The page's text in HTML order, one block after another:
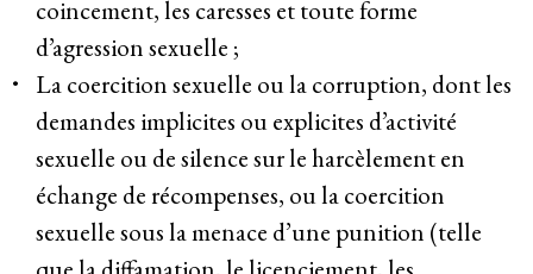
coincement, les caresses et toute forme
d’agression sexuelle ;
La coercition sexuelle ou la corruption, dont les
demandes implicites ou explicites d’activité
sexuelle ou de silence sur le harcèlement en
échange de récompenses, ou la coercition
sexuelle sous la menace d’une punition (telle